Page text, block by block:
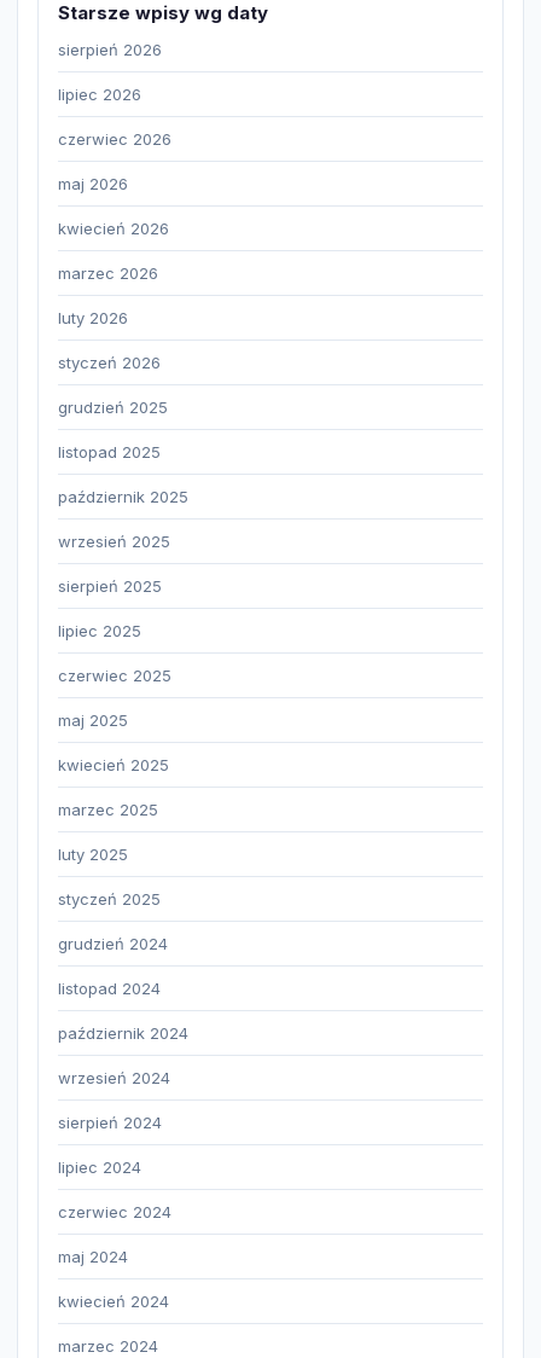
Starsze wpisy wg daty
sierpień 2026
lipiec 2026
czerwiec 2026
maj 2026
kwiecień 2026
marzec 2026
luty 2026
styczeń 2026
grudzień 2025
listopad 2025
październik 2025
wrzesień 2025
sierpień 2025
lipiec 2025
czerwiec 2025
maj 2025
kwiecień 2025
marzec 2025
luty 2025
styczeń 2025
grudzień 2024
listopad 2024
październik 2024
wrzesień 2024
sierpień 2024
lipiec 2024
czerwiec 2024
maj 2024
kwiecień 2024
marzec 2024